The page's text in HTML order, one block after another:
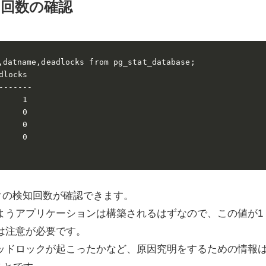
数の確認
from pg_stat_database;
1
0
0
0
検知回数が確認できます。
アプリケーションは構築されるはずなので、この値が1
意が必要です。
ドロックが起こったかなど、原因究明をするための情報